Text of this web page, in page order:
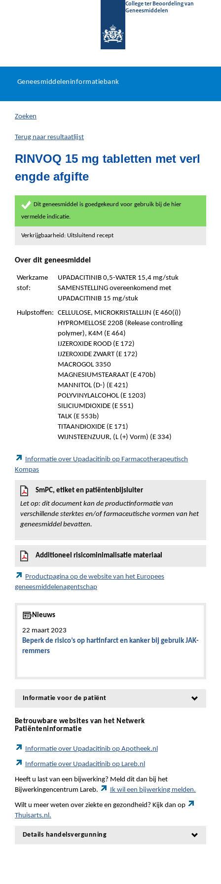
College ter Beoordeling van
Geneesmiddelen
U
hier:
Geneesmiddeleninformatiebank
Zoeken
Terug naar resultaatlijst
RINVOQ 15 mg tabletten met verl
engde afgifte
Dit geneesmiddel is goedgekeurd voor gebruik bij de hier
vermelde indicatie.
Verkrijgbaarheid: Uitsluitend recept
Over dit geneesmiddel
Werkzame
stof:
UPADACITINIB 0,5-WATER 15,4 mg/stuk
SAMENSTELLING overeenkomend met
UPADACITINIB 15 mg/stuk
Hulpstoffen: CELLULOSE, MICROKRISTALLIJN (E 460(i))
HYPROMELLOSE 2208 (Release controlling
polymer), K4M (E 464)
IJZEROXIDE ROOD (E 172)
IJZEROXIDE ZWART (E 172)
MACROGOL 3350
MAGNESIUMSTEARAAT (E 470b)
MANNITOL (D-) (E 421)
POLYVINYLALCOHOL (E 1203)
SILICIUMDIOXIDE (E 551)
TALK (E 553b)
TITAANDIOXIDE (E 171)
WIJNSTEENZUUR, (L (+) Vorm) (E 334)
Informatie over Upadacitinib op Farmacotherapeutisch
Kompas
SmPC, etiket en patiëntenbijsluiter
Let op: dit document kan de productinformatie van
verschillende sterktes en/of farmaceutische vormen van het
geneesmiddel bevatten.
Additioneel risicominimalisatie materiaal
Productpagina op de website van het Europees
geneesmiddelenagentschap
Nieuws
22 maart 2023
Beperk de risico’s op hartinfarct en kanker bij gebruik JAK-
remmers
Informatie voor de patiënt
Betrouwbare websites van het Netwerk
Patiënteninformatie
Informatie over Upadacitinib op Apotheek.nl
Informatie over Upadacitinib op Lareb.nl
Heeft u last van een bijwerking? Meld dit dan bij het
Bijwerkingencentrum Lareb.
Ik wil een bijwerking melden.
Wilt u meer weten over ziekte en gezondheid? Kijk dan op
Thuisarts.nl.
Details handelsvergunning